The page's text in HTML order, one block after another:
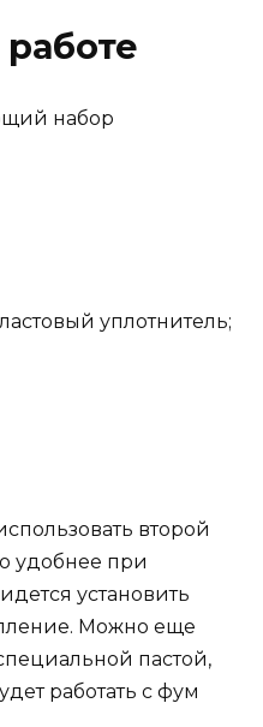
набор
уплотнитель;
второй
удобнее при
установить
Можно еще
пастой,
работать с фум